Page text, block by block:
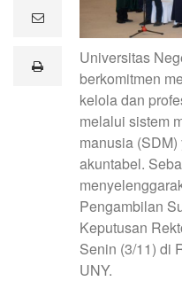
e
lprint
Universitas
berkomitmen
kelola dan
melalui sistem
manusia
akuntabel.
Pengambilan
Keputusan
Senin (3/11) di
UNY.